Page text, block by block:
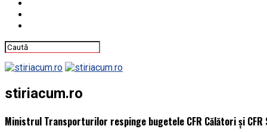
stiriacum.ro
Ministrul Transporturilor respinge bugetele CFR Călători și